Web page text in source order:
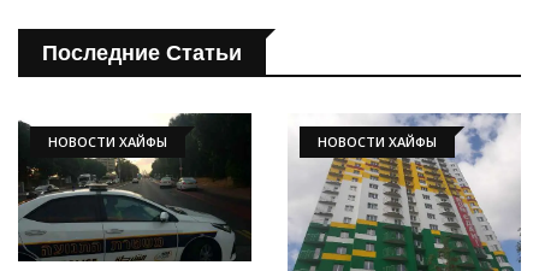
Последние Статьи
НОВОСТИ ХАЙФЫ НОВОСТИ ХАЙФЫ